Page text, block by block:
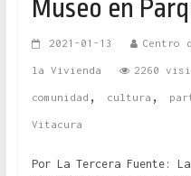
Museo en
2021-01-13 Centro
la Vivienda 2260
comunidad , cultura ,
Vitacura
Por La Tercera Fuente: La